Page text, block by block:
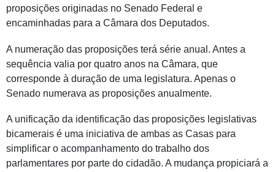
proposições originadas no Senado Federal e
encaminhadas para a Câmara dos Deputados.
A numeração das proposições terá série anual. Antes a
sequência valia por quatro anos na Câmara, que
corresponde à duração de uma legislatura. Apenas o
Senado numerava as proposições anualmente.
A unificação da identificação das proposições legislativas
bicamerais é uma iniciativa de ambas as Casas para
simplificar o acompanhamento do trabalho dos
parlamentares por parte do cidadão. A mudança propiciará a